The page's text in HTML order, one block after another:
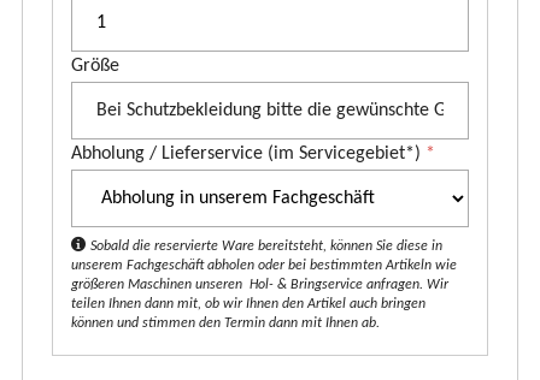
d
t
Größe
Abholung / Lieferservice (im Servicegebiet*) *
Sobald die reservierte Ware bereitsteht, können Sie diese in
unserem Fachgeschäft abholen oder bei bestimmten Artikeln wie
größeren Maschinen unseren Hol- & Bringservice anfragen. Wir
teilen Ihnen dann mit, ob wir Ihnen den Artikel auch bringen
können und stimmen den Termin dann mit Ihnen ab.